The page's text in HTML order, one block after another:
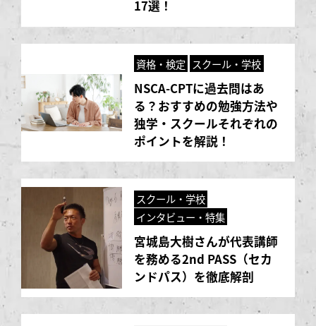
17選！
資格・検定 スクール・学校
NSCA-CPTに過去問はあ
る？おすすめの勉強方法や
独学・スクールそれぞれの
ポイントを解説！
スクール・学校
インタビュー・特集
宮城島大樹さんが代表講師
を務める2nd PASS（セカ
ンドパス）を徹底解剖